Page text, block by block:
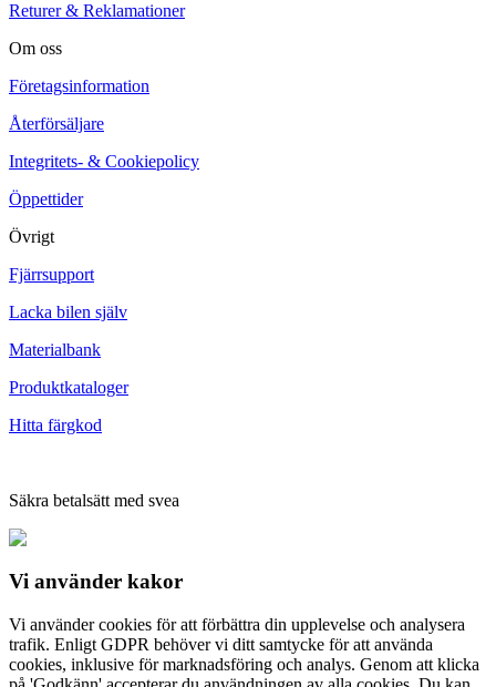
Returer & Reklamationer
Om oss
Företagsinformation
Återförsäljare
Integritets- & Cookiepolicy
Öppettider
Övrigt
Fjärrsupport
Lacka bilen själv
Materialbank
Produktkataloger
Hitta färgkod
Säkra betalsätt med svea
Vi använder kakor
Vi använder cookies för att förbättra din upplevelse och analysera
trafik. Enligt GDPR behöver vi ditt samtycke för att använda
cookies, inklusive för marknadsföring och analys. Genom att klicka